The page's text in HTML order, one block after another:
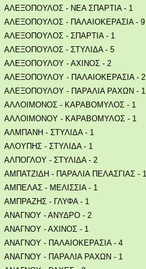
ΑΛΕΞΟΠΟΥΛΟΣ - ΝΕΑ ΣΠΑΡΤΙΑ - 1
ΑΛΕΞΟΠΟΥΛΟΣ - ΠΑΛΑΙΟΚΕΡΑΣΙΑ - 9
ΑΛΕΞΟΠΟΥΛΟΣ - ΣΠΑΡΤΙΑ - 1
ΑΛΕΞΟΠΟΥΛΟΣ - ΣΤΥΛΙΔΑ - 5
ΑΛΕΞΟΠΟΥΛΟΥ - ΑΧΙΝΟΣ - 2
ΑΛΕΞΟΠΟΥΛΟΥ - ΠΑΛΑΙΟΚΕΡΑΣΙΑ - 2
ΑΛΕΞΟΠΟΥΛΟΥ - ΠΑΡΑΛΙΑ ΡΑΧΩΝ - 1
ΑΛΛΟΙΜΟΝΟΣ - ΚΑΡΑΒΟΜΥΛΟΣ - 1
ΑΛΛΟΙΜΟΝΟΥ - ΚΑΡΑΒΟΜΥΛΟΣ - 1
ΑΛΜΠΑΝΗ - ΣΤΥΛΙΔΑ - 1
ΑΛΟΥΠΗΣ - ΣΤΥΛΙΔΑ - 1
ΑΛΠΟΓΛΟΥ - ΣΤΥΛΙΔΑ - 2
ΑΜΠΑΤΖΙΔΗ - ΠΑΡΑΛΙΑ ΠΕΛΑΣΓΙΑΣ - 1
ΑΜΠΕΛΑΣ - ΜΕΛΙΣΣΙΑ - 1
ΑΜΠΡΑΖΗΣ - ΓΛΥΦΑ - 1
ΑΝΑΓΝΟΥ - ΑΝΥΔΡΟ - 2
ΑΝΑΓΝΟΥ - ΑΧΙΝΟΣ - 1
ΑΝΑΓΝΟΥ - ΠΑΛΑΙΟΚΕΡΑΣΙΑ - 4
ΑΝΑΓΝΟΥ - ΠΑΡΑΛΙΑ ΡΑΧΩΝ - 1